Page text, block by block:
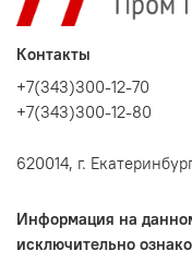
Контакты
+7(343)300-12-70
+7(343)300-12-80
620014, г.
Информация на
исключительно